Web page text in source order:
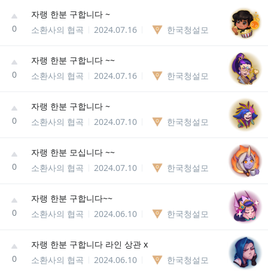
0
자랭 한분 구합니다 ~
소환사의 협곡
2024.07.16 한국청설모
0
자랭 한분 구합니다 ~~
소환사의 협곡
2024.07.16 한국청설모
0
자랭 한분 구합니다 ~
소환사의 협곡
2024.07.10 한국청설모
0
자랭 한분 모십니다 ~~
소환사의 협곡
2024.07.10 한국청설모
0
자랭 한분 구합니다~~
소환사의 협곡
2024.06.10 한국청설모
0
자랭 한분 구합니다 라인 상관 x
소환사의 협곡
2024.06.10 한국청설모